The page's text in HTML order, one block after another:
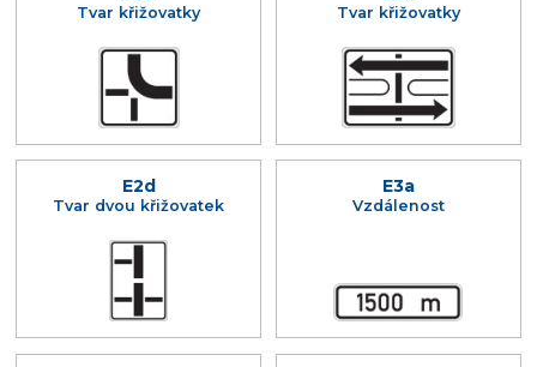
Tvar křižovatky Tvar křižovatky
E2d
Tvar dvou křižovatek
E3a
Vzdálenost